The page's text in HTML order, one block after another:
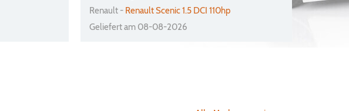
Renault - Renault Scenic 1.5 DCI 110hp
Geliefert am 08-08-2026